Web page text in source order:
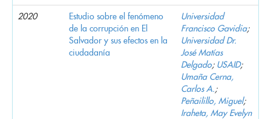
2020
Estudio sobre el fenómeno
de la corrupción en El
Salvador y sus efectos en la
ciudadanía
Universidad
Francisco Gavidia;
Universidad Dr.
José Matías
Delgado; USAID;
Umaña Cerna,
Carlos A.;
Peñailillo, Miguel;
Iraheta, May Evelyn